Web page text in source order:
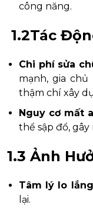
công năng.
1.2Tác
Chi phí sửa
mạnh, gia
thậm chí xây
Nguy cơ mất
thể sập đổ,
1.3 Ảnh
Tâm lý lo lắng
lại.